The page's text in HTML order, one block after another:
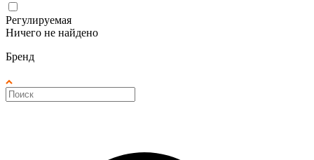
Регулируемая
Ничего не найдено
Бренд